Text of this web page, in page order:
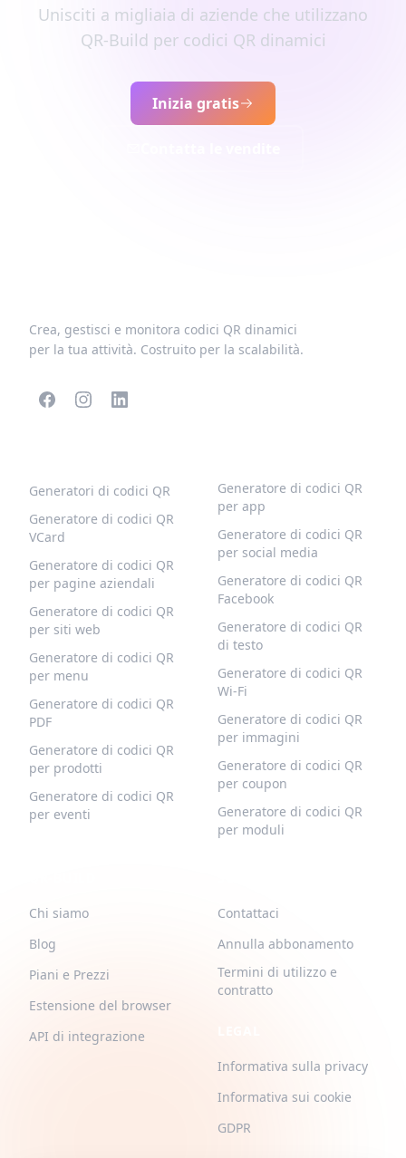
Unisciti a migliaia di aziende che utilizzano
QR-Build per codici QR dinamici
Inizia gratis
Crea, gestisci e monitora codici QR dinamici
per la tua attività. Costruito per la scalabilità.
Generatori di codici QR
Generatore di codici QR
VCard
Generatore di codici QR
per pagine aziendali
Generatore di codici QR
per siti web
Generatore di codici QR
per menu
Generatore di codici QR
PDF
Generatore di codici QR
per prodotti
Generatore di codici QR
per eventi
Generatore di codici QR
per app
Generatore di codici QR
per social media
Generatore di codici QR
Facebook
Generatore di codici QR
di testo
Generatore di codici QR
Wi-Fi
Generatore di codici QR
per immagini
Generatore di codici QR
per coupon
Generatore di codici QR
per moduli
Chi siamo
Blog
Piani e Prezzi
Estensione del browser
API di integrazione
Contattaci
Annulla abbonamento
Termini di utilizzo e
contratto
Informativa sulla privacy
Informativa sui cookie
GDPR